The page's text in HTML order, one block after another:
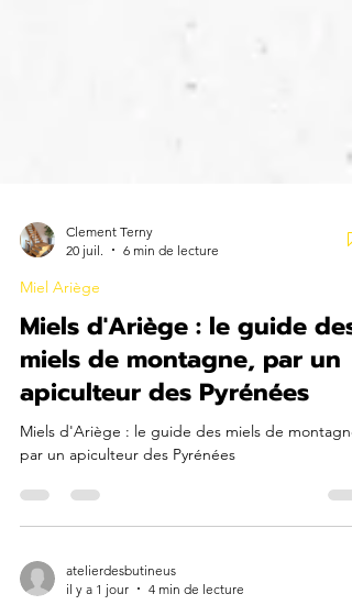
20 juil.
Miel Ariège
Miels d'Ariège : le guide des
miels de montagne, par un
apiculteur des Pyrénées
par un apiculteur des Pyrénées